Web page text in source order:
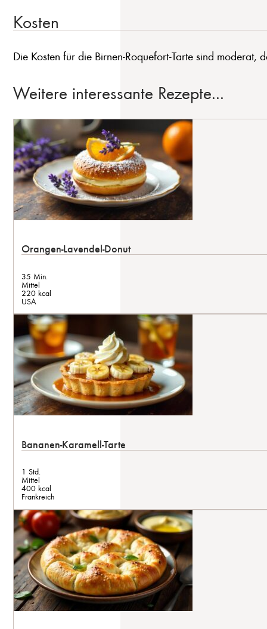
Kosten
Die Kosten für die Birnen-Roquefort-Tarte sind
Weitere interessante Rezepte...
Orangen-Lavendel-Donut
35 Min.
Mittel
220 kcal
USA
Bananen-Karamell-Tarte
1 Std.
Mittel
400 kcal
Frankreich